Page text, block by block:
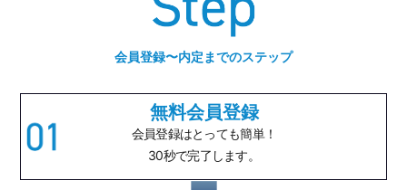
会員登録〜内定までのステップ
無料会員登録
会員登録はとっても簡単！
30秒で完了します。